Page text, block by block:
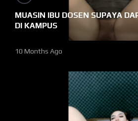
MUASIN IBU DOSEN SUPAYA
DI KAMPUS
10 Months Ago